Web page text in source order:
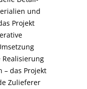
und
Projekt
– das Projekt
Zulieferer